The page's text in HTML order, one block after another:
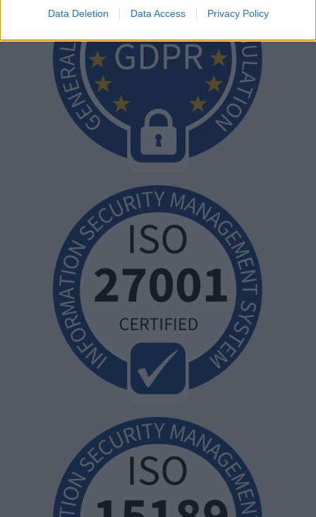
Data Deletion Data Access Privacy Policy